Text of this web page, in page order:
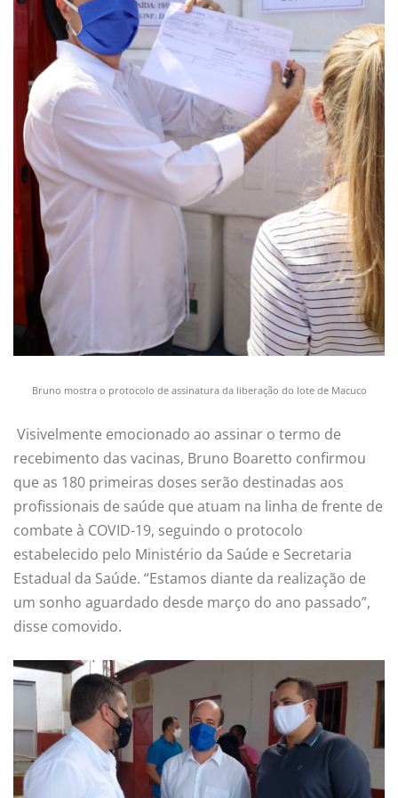
Bruno mostra o protocolo de assinatura da liberação do lote de Macuco
Visivelmente emocionado ao assinar o termo de
recebimento das vacinas, Bruno Boaretto confirmou
que as 180 primeiras doses serão destinadas aos
profissionais de saúde que atuam na linha de frente de
combate à COVID-19, seguindo o protocolo
estabelecido pelo Ministério da Saúde e Secretaria
Estadual da Saúde. “Estamos diante da realização de
um sonho aguardado desde março do ano passado”,
disse comovido.